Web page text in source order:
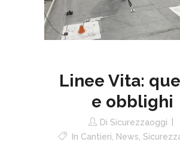
Linee Vita:
e obblighi
Di Sicurezzaoggi
In Cantieri News